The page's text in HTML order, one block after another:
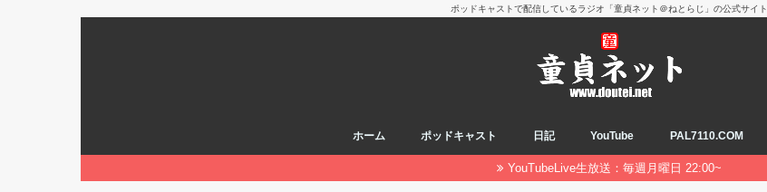
ポッドキャストで配信しているラジオ「童貞ネット＠ねとらじ」の公式サイト
ホーム ポッドキャスト 日記 YouTube PAL7110.COM
YouTubeLive生放送：毎週月曜日 22:00~